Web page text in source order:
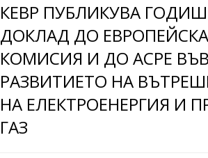
КЕВР ПУБЛИКУВА
ДОКЛАД ДО
КОМИСИЯ И ДО АСРЕ
РАЗВИТИЕТО НА
НА ЕЛЕКТРОЕНЕРГИЯ И
ГАЗ